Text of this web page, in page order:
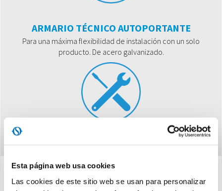
Esta página web usa cookies
Las cookies de este sitio web se usan para personalizar
ARMARIO TÉCNICO AUTOPORTANTE
Para una máxima flexibilidad de instalación con un solo
producto. De acero galvanizado.